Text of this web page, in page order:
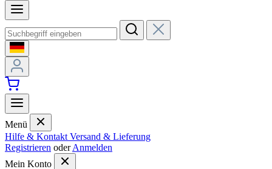
Menü
Hilfe & Kontakt Versand & Lieferung
Registrieren oder Anmelden
Mein Konto